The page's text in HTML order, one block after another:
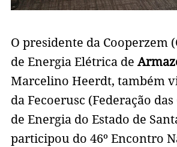
O presidente da Cooperzem
de Energia Elétrica de
Marcelino Heerdt, também
da Fecoerusc (Federação
de Energia do Estado de
participou do 46º Encontro